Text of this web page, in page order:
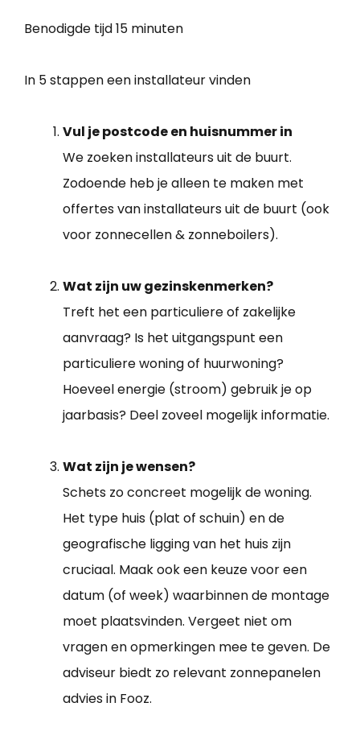
Benodigde tijd15 minuten
In 5 stappen een installateur vinden
Vul je postcode en huisnummer in
We zoeken installateurs uit de buurt.
Zodoende heb je alleen te maken met
offertes van installateurs uit de buurt (ook
voor zonnecellen & zonneboilers).
Wat zijn uw gezinskenmerken?
Treft het een particuliere of zakelijke
aanvraag? Is het uitgangspunt een
particuliere woning of huurwoning?
Hoeveel energie (stroom) gebruik je op
jaarbasis? Deel zoveel mogelijk informatie.
Wat zijn je wensen?
Schets zo concreet mogelijk de woning.
Het type huis (plat of schuin) en de
geografische ligging van het huis zijn
cruciaal. Maak ook een keuze voor een
datum (of week) waarbinnen de montage
moet plaatsvinden. Vergeet niet om
vragen en opmerkingen mee te geven. De
adviseur biedt zo relevant zonnepanelen
advies in Fooz.